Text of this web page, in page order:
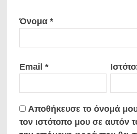
Όνομα *
Email *
Αποθήκευσε το όνομά
τον ιστότοπο μου σε αυτόν